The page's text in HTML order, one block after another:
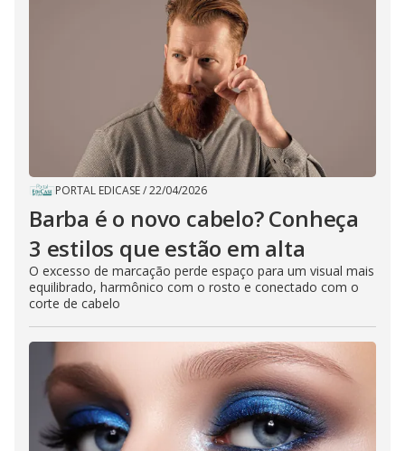
PORTAL EDICASE/22/04/2026
Barba é o novo cabelo? Conheça
3 estilos que estão em alta
O excesso de marcação perde espaço para um visual mais
equilibrado, harmônico com o rosto e conectado com o
corte de cabelo